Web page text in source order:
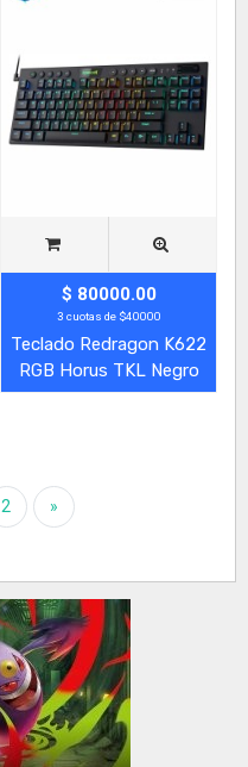
$ 80000.00
3 cuotas de $40000
Teclado Redragon K622
RGB Horus TKL Negro
2 »